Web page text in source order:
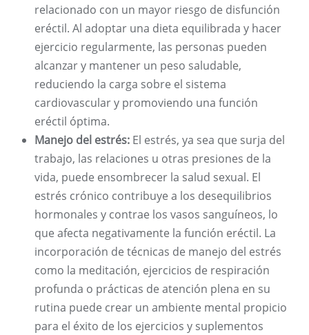
relacionado con un mayor riesgo de disfunción
eréctil. Al adoptar una dieta equilibrada y hacer
ejercicio regularmente, las personas pueden
alcanzar y mantener un peso saludable,
reduciendo la carga sobre el sistema
cardiovascular y promoviendo una función
eréctil óptima.
Manejo del estrés: El estrés, ya sea que surja del
trabajo, las relaciones u otras presiones de la
vida, puede ensombrecer la salud sexual. El
estrés crónico contribuye a los desequilibrios
hormonales y contrae los vasos sanguíneos, lo
que afecta negativamente la función eréctil. La
incorporación de técnicas de manejo del estrés
como la meditación, ejercicios de respiración
profunda o prácticas de atención plena en su
rutina puede crear un ambiente mental propicio
para el éxito de los ejercicios y suplementos